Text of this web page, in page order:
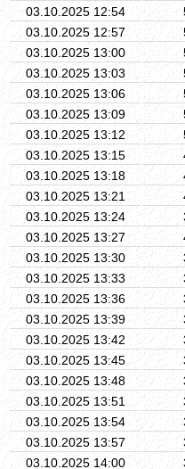
03.10.2025 12:54
03.10.2025 12:57
03.10.2025 13:00
03.10.2025 13:03
03.10.2025 13:06
03.10.2025 13:09
03.10.2025 13:12
03.10.2025 13:15
03.10.2025 13:18
03.10.2025 13:21
03.10.2025 13:24
03.10.2025 13:27
03.10.2025 13:30
03.10.2025 13:33
03.10.2025 13:36
03.10.2025 13:39
03.10.2025 13:42
03.10.2025 13:45
03.10.2025 13:48
03.10.2025 13:51
03.10.2025 13:54
03.10.2025 13:57
03.10.2025 14:00